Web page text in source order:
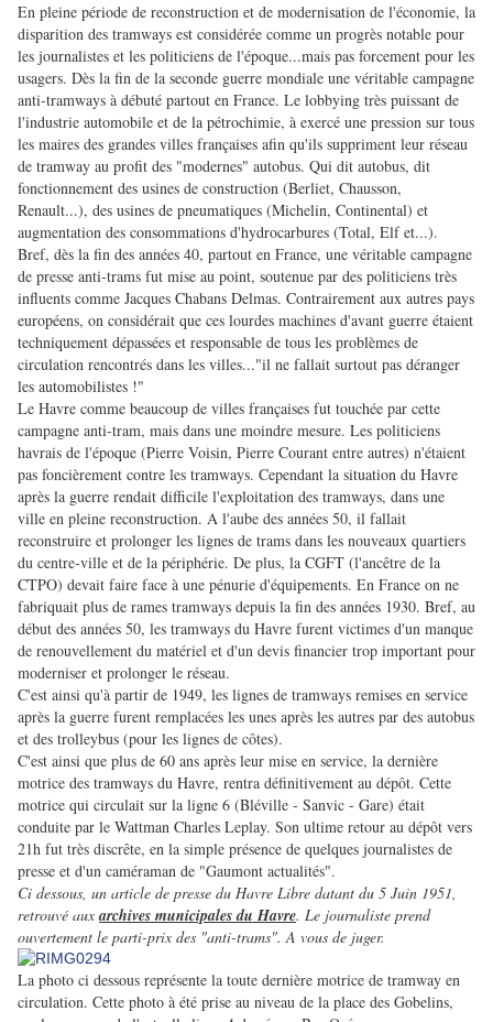
En pleine période de reconstruction et de modernisation de l'économie, la
disparition des tramways est considérée comme un progrès notable pour
les journalistes et les politiciens de l'époque...mais pas forcement pour les
usagers. Dès la fin de la seconde guerre mondiale une véritable campagne
anti-tramways à débuté partout en France. Le lobbying très puissant de
l'industrie automobile et de la pétrochimie, à exercé une pression sur tous
les maires des grandes villes françaises afin qu'ils suppriment leur réseau
de tramway au profit des "modernes" autobus. Qui dit autobus, dit
fonctionnement des usines de construction (Berliet, Chausson,
Renault...), des usines de pneumatiques (Michelin, Continental) et
augmentation des consommations d'hydrocarbures (Total, Elf et...).
Bref, dès la fin des années 40, partout en France, une véritable campagne
de presse anti-trams fut mise au point, soutenue par des politiciens très
influents comme Jacques Chabans Delmas. Contrairement aux autres pays
européens, on considérait que ces lourdes machines d'avant guerre étaient
techniquement dépassées et responsable de tous les problèmes de
circulation rencontrés dans les villes..."il ne fallait surtout pas déranger
les automobilistes !"
Le Havre comme beaucoup de villes françaises fut touchée par cette
campagne anti-tram, mais dans une moindre mesure. Les politiciens
havrais de l'époque (Pierre Voisin, Pierre Courant entre autres) n'étaient
pas foncièrement contre les tramways. Cependant la situation du Havre
après la guerre rendait difficile l'exploitation des tramways, dans une
ville en pleine reconstruction. A l'aube des années 50, il fallait
reconstruire et prolonger les lignes de trams dans les nouveaux quartiers
du centre-ville et de la périphérie. De plus, la CGFT (l'ancêtre de la
CTPO) devait faire face à une pénurie d'équipements. En France on ne
fabriquait plus de rames tramways depuis la fin des années 1930. Bref, au
début des années 50, les tramways du Havre furent victimes d'un manque
de renouvellement du matériel et d'un devis financier trop important pour
moderniser et prolonger le réseau.
C'est ainsi qu'à partir de 1949, les lignes de tramways remises en service
après la guerre furent remplacées les unes après les autres par des autobus
et des trolleybus (pour les lignes de côtes).
C'est ainsi que plus de 60 ans après leur mise en service, la dernière
motrice des tramways du Havre, rentra définitivement au dépôt. Cette
motrice qui circulait sur la ligne 6 (Bléville - Sanvic - Gare) était
conduite par le Wattman Charles Leplay. Son ultime retour au dépôt vers
21h fut très discrête, en la simple présence de quelques journalistes de
presse et d'un caméraman de "Gaumont actualités".
Ci dessous, un article de presse du Havre Libre datant du 5 Juin 1951,
retrouvé auxarchives municipales du Havre. Le journaliste prend
ouvertement le parti-prix des "anti-trams". A vous de juger.
La photo ci dessous représente la toute dernière motrice de tramway en
circulation. Cette photo à été prise au niveau de la place des Gobelins,